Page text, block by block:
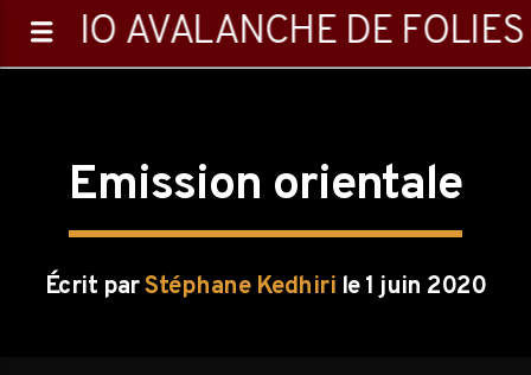
RADIO AVALANCHE DE FOLIES
0:00
Emission orientale
Écrit parStéphane Kedhiri le 1 juin 2020